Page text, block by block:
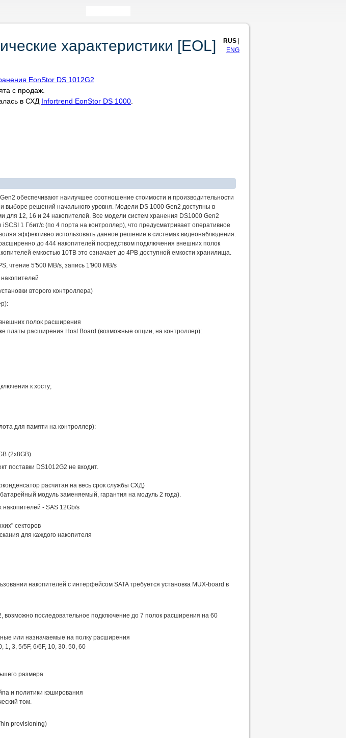
характеристики [EOL] RUS
ENG
EonStor DS 1012G2
с продаж.
в СХД Infortrend EonStor DS 1000
обеспечивают наилучшее соотношение стоимости и производительности
выборе решений начального уровня. Модели DS 1000 Gen2 доступны в
для 12, 16 и 24 накопителей. Все модели систем хранения DS1000 Gen2
1 Гбит/с (по 4 порта на контроллер), что предусматривает оперативное
эффективно использовать данное решение в системах видеонаблюдения.
до 444 накопителей посредством подключения внешних полок
емкостью 10TB это означает до 4PB доступной емкости хранилища.
чтение 5'500 MB/s, запись 1'900 MB/s
второго контроллера)
полок расширения
платы расширения Host Board (возможные опции, на контроллер):
к хосту;
для памяти на контроллер):
(2x8GB)
поставки DS1012G2 не входит.
расчитан на весь срок службы СХД)
модуль заменяемый, гарантия на модуль 2 года).
- SAS 12Gb/s
секторов
для каждого накопителя
накопителей с интерфейсом SATA требуется установка MUX-board в
возможно последовательное подключение до 7 полок расширения на 60
или назначаемые на полку расширения
3, 5/5F, 6/6F, 10, 30, 50, 60
размера
и политики кэширования
том.
provisioning)